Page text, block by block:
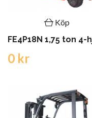
Köp
FE4P18N 1,75 ton 4-
0 kr